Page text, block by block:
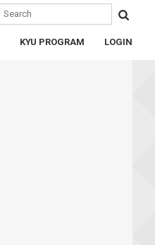
KYU PROGRAM LOGIN